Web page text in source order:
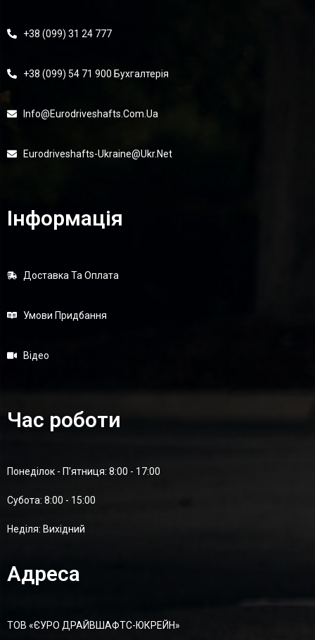
+38 (099) 31 24 777
+38 (099) 54 71 900 Бухгалтерія
Info@eurodriveshafts.com.ua
Eurodriveshafts-Ukraine@ukr.net
Інформація
Доставка Та Оплата
Умови Придбання
Відео
Час роботи
Понеділок - П'ятниця: 8:00 - 17:00
Суботa: 8:00 - 15:00
Неділя: Вихідний
Адреса
ТОВ «ЄУРО ДРАЙВШАФТC-ЮКРЕЙН»